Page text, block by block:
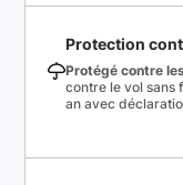
Protection
Protégé contre
contre le vol sans
an avec